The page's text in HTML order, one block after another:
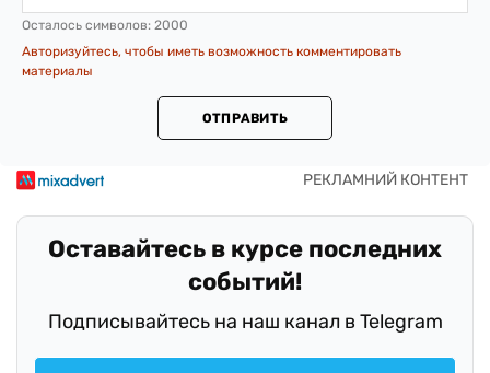
Осталось символов: 2000
Авторизуйтесь, чтобы иметь возможность комментировать
материалы
ОТПРАВИТЬ
Оставайтесь в курсе последних
событий!
Подписывайтесь на наш канал в Telegram